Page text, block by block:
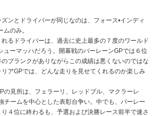
ンとドライバーが同じなのは、フォース•インディ
のみ。
るドライバーは、過去に史上最多の７度のワールド
ューマッハだろう。開幕戦のバーレーンGPでは６位
ブランクがありながらこの成績は悪くないのではな
アGPでは、どんな走りを見せてくれるのか楽しみ
の見所は、フェラーリ、レッドブル、マクラーレ
チームを中心とした表彰台争い。中でも、バーレー
４位に終わるも、予選および決勝レース前半で速さ